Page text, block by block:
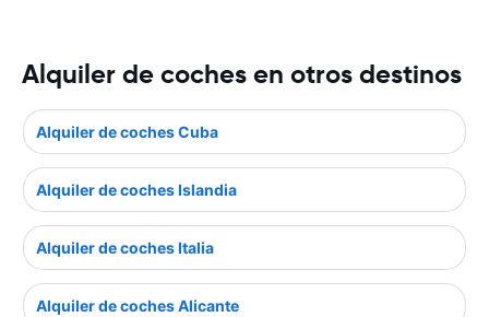
Alquiler de coches en otros destinos
Alquiler de coches Cuba
Alquiler de coches Islandia
Alquiler de coches Italia
Alquiler de coches Alicante